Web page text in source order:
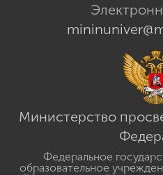
Министерство
Федеральное
образовательное